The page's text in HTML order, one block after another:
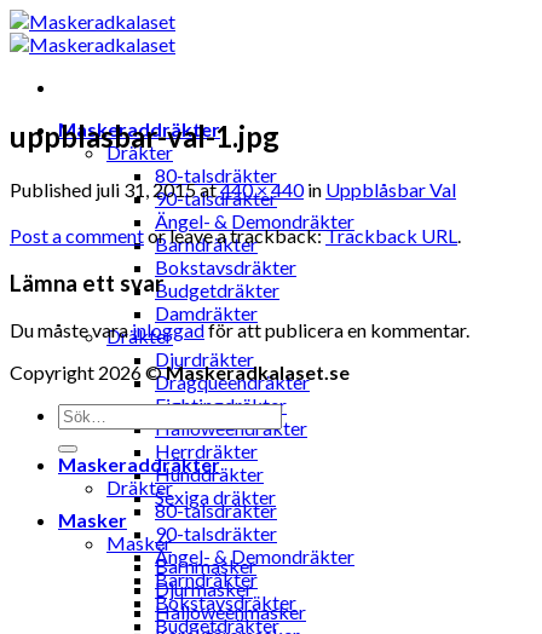
Skip
to
Maskeraddräkter
Dräkter
80-talsdräkter
90-talsdräkter
Ängel- & Demondräkter
Barndräkter
Bokstavsdräkter
Budgetdräkter
Damdräkter
Dräkter
Djurdräkter
Dragqueendräkter
Fightingdräkter
Halloweendräkter
Herrdräkter
Hunddräkter
Sexiga dräkter
Masker
Masker
Barnmasker
Djurmasker
Halloweenmasker
uppblasbar-val-1.jpg
Published juli 31, 2015at440 × 440in Uppblåsbar Val
Post a commentor leave a trackback:Trackback URL.
Lämna ett svar
Du måste varainloggadför att publicera en kommentar.
Copyright 2026 ©Maskeradkalaset.se
Sök
efter:
Maskeraddräkter
Dräkter
80-talsdräkter
90-talsdräkter
Ängel- & Demondräkter
Barndräkter
Bokstavsdräkter
Budgetdräkter